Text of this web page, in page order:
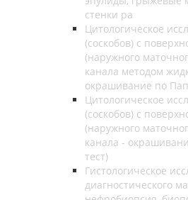
стенки ра
Цитологическое
(соскобов) с
(наружного
канала методом
окрашивание по
Цитологическое
(соскобов) с
(наружного
канала -
тест)
Гистологическое
диагностического